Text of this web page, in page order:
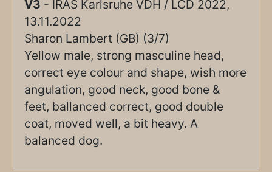
V3 - IRAS Karlsruhe VDH / LCD 2022,
13.11.2022
Sharon Lambert (GB) (3/7)
Yellow male, strong masculine head,
correct eye colour and shape, wish more
angulation, good neck, good bone &
feet, ballanced correct, good double
coat, moved well, a bit heavy. A
balanced dog.